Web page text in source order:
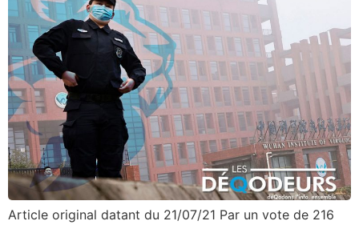
Article original datant du 21/07/21 Par un vote de 216